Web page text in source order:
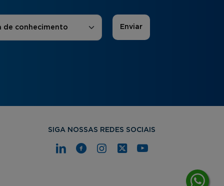
de conhecimento
SIGA NOSSAS REDES SOCIAIS